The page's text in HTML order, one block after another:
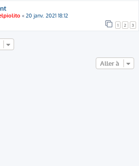
« 20 janv. 2021 18:12
1 2 3
Aller à